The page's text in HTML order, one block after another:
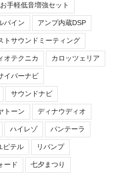
お手軽低音増強セット
パイン アンプ内蔵DSP
トサウンドミーティング
オテクニカ カロッツェリア
イバーナビ
サウンドナビ
トーン ディナウディオ
ハイレゾ パンテーラ
ピテル リバンプ
ード 七夕まつり